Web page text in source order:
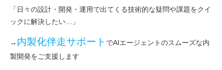
「日々の設計・開発・運用で出てくる技術的な疑問や課題をクイ
ックに解決したい…」
→ 内製化伴走サポート でAIエージェントのスムーズな内
製開発をご支援します